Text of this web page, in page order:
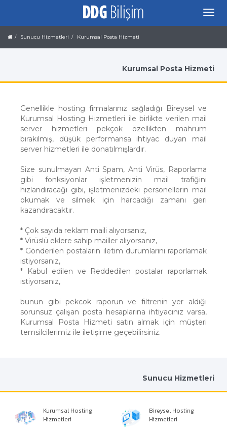
Sunucu Hizmetleri Kurumsal Posta Hizmeti
Kurumsal Posta Hizmeti
Genellikle hosting firmalarınız sağladığı Bireysel ve
Kurumsal Hosting Hizmetleri ile birlikte verilen mail
server hizmetleri pekçok özellikten mahrum
bırakılmış, düşük performansa ihtiyac duyan mail
server hizmetleri ile donatılmışlardır.
Size sunulmayan Anti Spam, Anti Virüs, Raporlama
gibi fonksiyonlar işletmenizin mail trafiğini
hızlandıracağı gibi, işletmenizdeki personellerin mail
okumak ve silmek için harcadığı zamanı geri
kazandıracaktır.
* Çok sayıda reklam maili alıyorsanız,
* Virüslü eklere sahip mailler alıyorsanız,
* Gönderilen postaların iletim durumlarını raporlamak
istiyorsanız,
* Kabul edilen ve Reddedilen postalar raporlamak
istiyorsanız,
bunun gibi pekcok raporun ve filtrenin yer aldığı
sorunsuz çalışan posta hesaplarına ihtiyacınız varsa,
Kurumsal Posta Hizmeti satın almak için müşteri
temsilcilerimiz ile iletişime geçebilirsiniz.
Sunucu Hizmetleri
Kurumsal Hosting
Hizmetleri
Bireysel Hosting
Hizmetleri